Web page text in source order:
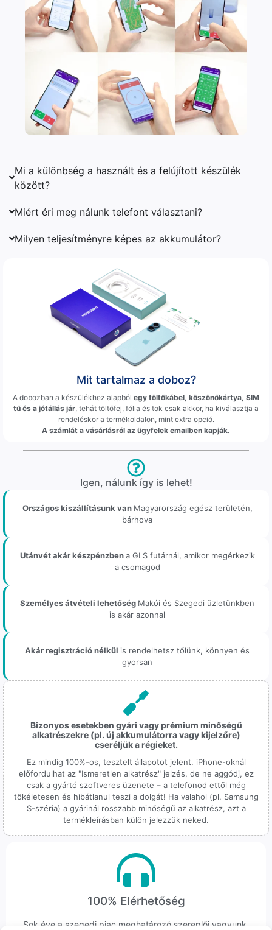
Mi a különbség a használt és a felújított készülék
között?
Miért éri meg nálunk telefont választani?
Milyen teljesítményre képes az akkumulátor?
Mit tartalmaz a doboz?
A dobozban a készülékhez alapból egy töltőkábel, köszönőkártya, SIM
tű és a jótállás jár , tehát töltőfej, fólia és tok csak akkor, ha kiválasztja a
rendeléskor a termékoldalon, mint extra opció.
A számlát a vásárlásról az ügyfelek emailben kapják.
Igen, nálunk így is lehet!
Országos kiszállításunk van Magyarország egész területén,
bárhova
Utánvét akár készpénzbena GLS futárnál, amikor megérkezik
a csomagod
Személyes átvételi lehetőség Makói és Szegedi üzletünkben
is akár azonnal
Akár regisztráció nélkül is rendelhetsz tőlünk, könnyen és
gyorsan
Bizonyos esetekben gyári vagy prémium minőségű
alkatrészekre (pl. új akkumulátorra vagy kijelzőre)
cseréljük a régieket.
Ez mindig 100%-os, tesztelt állapotot jelent. iPhone-oknál
előfordulhat az "Ismeretlen alkatrész" jelzés, de ne aggódj, ez
csak a gyártó szoftveres üzenete – a telefonod ettől még
tökéletesen és hibátlanul teszi a dolgát! Ha valahol (pl. Samsung
S-széria) a gyárinál rosszabb minőségű az alkatrész, azt a
termékleírásban külön jelezzük neked.
100% Elérhetőség
Sok éve a szegedi piac meghatározó szereplői vagyunk.